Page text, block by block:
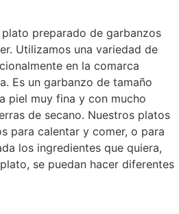
preparado de garbanzos
Utilizamos una variedad de
en la comarca
Es un garbanzo de tamaño
piel muy fina y con mucho
de secano. Nuestros platos
para calentar y comer, o para
los ingredientes que quiera,
se puedan hacer diferentes